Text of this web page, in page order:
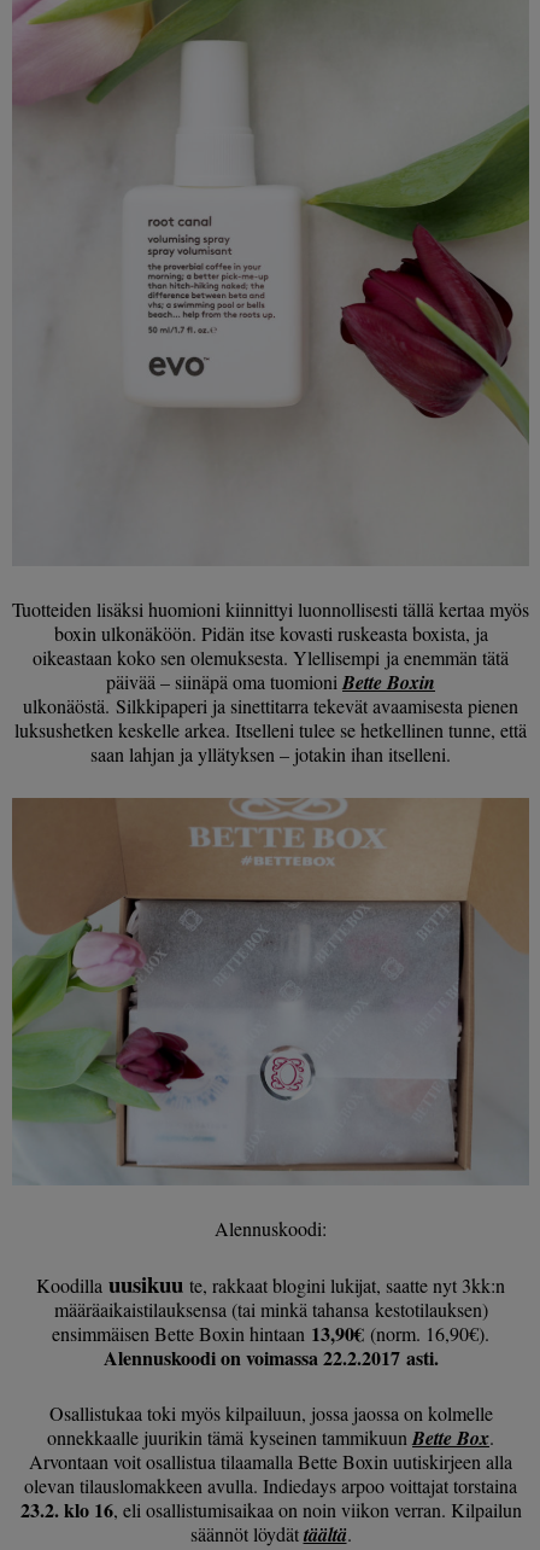
Tuotteiden lisäksi huomioni kiinnittyi luonnollisesti tällä kertaa myös
boxin ulkonäköön. Pidän itse kovasti ruskeasta boxista, ja
oikeastaan koko sen olemuksesta. Ylellisempi ja enemmän tätä
päivää – siinäpä oma tuomioni Bette Boxin
ulkonäöstä. Silkkipaperi ja sinettitarra tekevät avaamisesta pienen
luksushetken keskelle arkea. Itselleni tulee se hetkellinen tunne, että
saan lahjan ja yllätyksen – jotakin ihan itselleni.
Alennuskoodi:
Koodillauusikuu te, rakkaat blogini lukijat, saatte nyt 3kk:n
määräaikaistilauksensa (tai minkä tahansa kestotilauksen)
ensimmäisen Bette Boxin hintaan 13,90€ (norm. 16,90€).
Alennuskoodi on voimassa 22.2.2017 asti.
Osallistukaa toki myös kilpailuun, jossa jaossa on kolmelle
onnekkaalle juurikin tämä kyseinen tammikuunBette Box.
Arvontaan voit osallistua tilaamalla Bette Boxin uutiskirjeen alla
olevan tilauslomakkeen avulla. Indiedays arpoo voittajat torstaina
23.2. klo 16, eli osallistumisaikaa on noin viikon verran. Kilpailun
säännöt löydättäältä.